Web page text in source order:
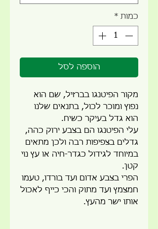
כמות *
הוספה לסל
מקור הפיטנגו בברזיל, שם הוא
נפוץ ומוכר לכול, בתנאים שלנו
הוא גדל בעיקר כשיח.
עלי הפיטנגו הם בצבע ירוק כהה,
גדלים בצפיפות רבה ולכן מתאים
במיוחד לגידול כגדר-חיה או עץ נוי
קטן.
הפרי בצבע אדום ועד בורדו, טעמו
חמצמץ ועד מתוק והכי כייף לאכול
אותו ישר מהעץ.